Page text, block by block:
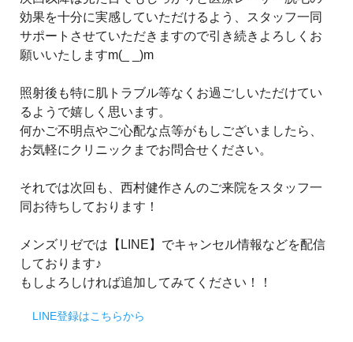
効果を十分に実感していただけるよう、スタッフ一同
サポートさせていただきますので引き続きよろしくお
願いいたしますm(_ _)m
照射後も特に肌トラブル等なくお過ごしいただけてい
るようで嬉しく思います。
何かご不明点やご心配な点等がもしございましたら、
お気軽にクリニックまでお問合せください。
それでは次回も、西村健作さんのご来院をスタッフ一
同お待ちしております！
メンズリゼでは【LINE】でキャンセル情報などを配信
しております♪
もしよろしければ追加してみてください！！
LINE登録はこちらから